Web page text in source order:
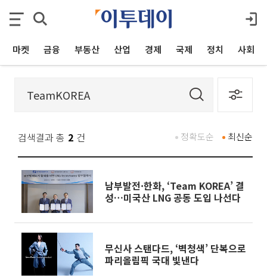
마켓 금융 부동산 산업 경제 국제 정치 사회
검색결과 총 2 건 최신순
정확도순
남부발전·한화, ‘Team KOREA’ 결
성…미국산 LNG 공동 도입 나선다
무신사 스탠다드, ‘벽청색’ 단복으로
파리올림픽 국대 빛낸다